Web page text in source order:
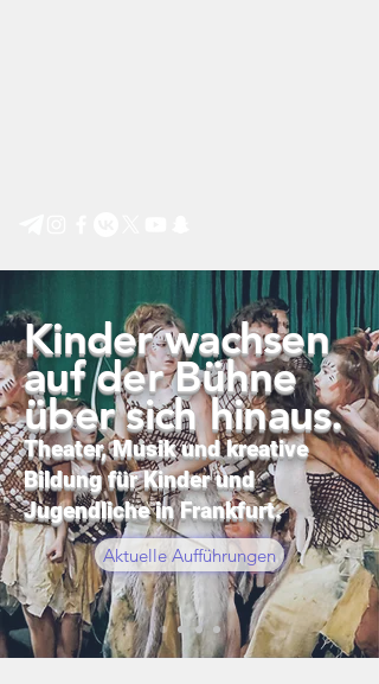
Kinder wachsen
auf der Bühne
über sich hinaus.
Theater, Musik und kreative
Bildung für Kinder und
Jugendliche in Frankfurt.
Aktuelle Aufführungen